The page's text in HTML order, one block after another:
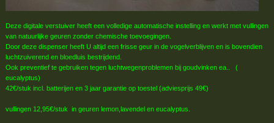
Deze digitale verstuiver heeft een volledige automatische instelling en werkt met vullingen
van natuurlijke geuren zonder chemische toevoegingen.
Door deze dispenser heeft U altijd een frisse geur in de vogelverblijven en is bovendien
luchtzuiverend en bloedluis bestrijdend.
Ook preventief te gebruiken tegen luchtwegenproblemen bij goudvinken ea.. (
eucalyptus)
42€/stuk incl. batterijen en 3 jaar garantie op toestel (adviesprijs 49€)
vullingen 12,95€/stuk in geuren lemon,lavendel en eucalyptus.